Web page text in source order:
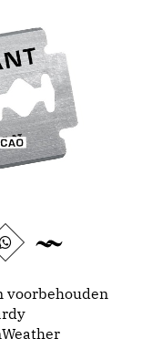
voorbehouden